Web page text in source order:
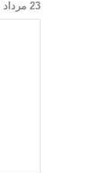
23 مرداد 1399